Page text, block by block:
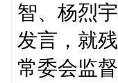
智、杨烈
发言，就
常委会监